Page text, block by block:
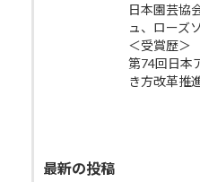
日本園芸協
ュ、ローズ
＜受賞歴＞
第74回日本
き方改革推
最新の投稿